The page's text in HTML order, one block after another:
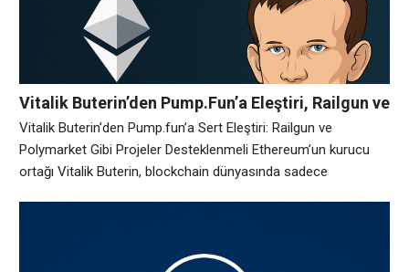
Vitalik Buterin’den Pump.Fun’a Eleştiri, Railgun ve
Polymarket’e Destek
Vitalik Buterin’den Pump.fun’a Sert Eleştiri: Railgun ve
Polymarket Gibi Projeler Desteklenmeli Ethereum’un kurucu
ortağı Vitalik Buterin, blockchain dünyasında sadece
alanındaki sorumsuz yaklaşımlara dikkat çekti. Öte yandan,